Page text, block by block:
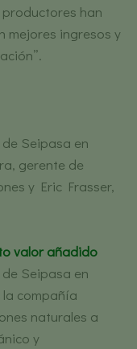
han
mejores ingresos y
Seipasa en
gerente de
y Eric Frasser,
valor añadido
Seipasa en
compañía
naturales a
y